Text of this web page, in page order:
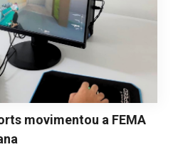
movimentou a FEMA